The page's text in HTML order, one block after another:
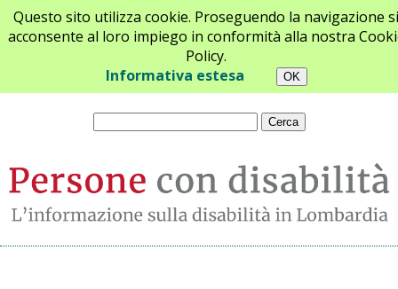
Questo sito utilizza cookie. Proseguendo la navigazione si
acconsente al loro impiego in conformità alla nostra
Policy.
Informativa estesa
Chi siamo Newsletter Contatti